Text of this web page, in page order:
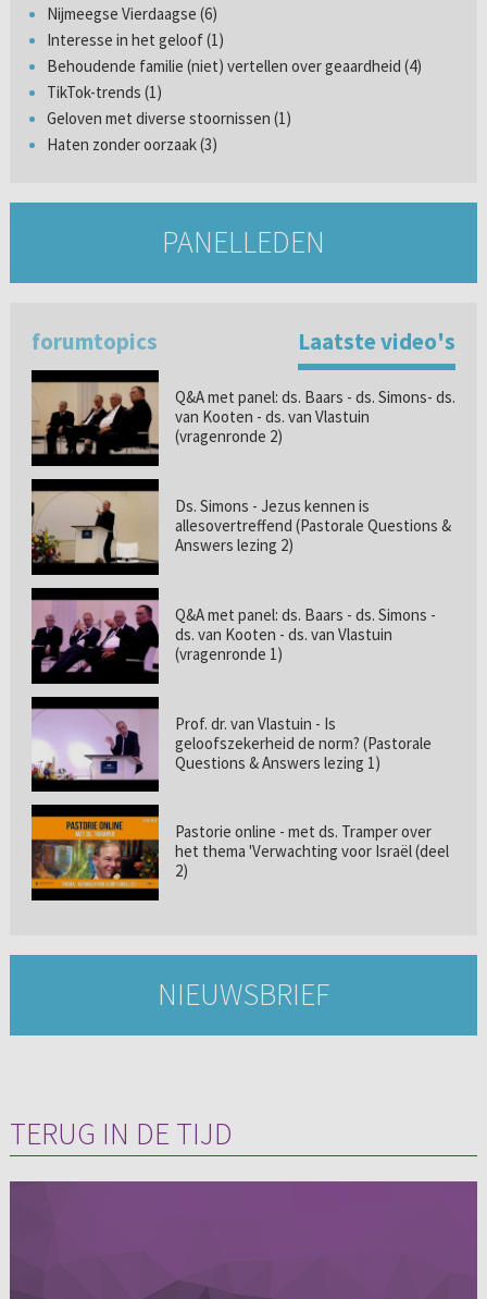
Nijmeegse Vierdaagse (6)
Interesse in het geloof (1)
Behoudende familie (niet) vertellen over geaardheid (4)
TikTok-trends (1)
Geloven met diverse stoornissen (1)
Haten zonder oorzaak (3)
PANELLEDEN
forumtopics Laatste video's
Q&A met panel: ds. Baars - ds. Simons- ds.
van Kooten - ds. van Vlastuin
(vragenronde 2)
Ds. Simons - Jezus kennen is
allesovertreffend (Pastorale Questions &
Answers lezing 2)
Q&A met panel: ds. Baars - ds. Simons -
ds. van Kooten - ds. van Vlastuin
(vragenronde 1)
Prof. dr. van Vlastuin - Is
geloofszekerheid de norm? (Pastorale
Questions & Answers lezing 1)
Pastorie online - met ds. Tramper over
het thema 'Verwachting voor Israël (deel
2)
NIEUWSBRIEF
TERUG IN DE TIJD